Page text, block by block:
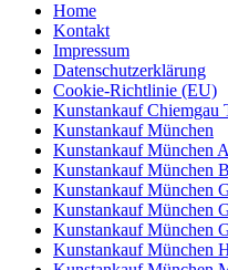
Home
Kontakt
Impressum
Datenschutzerklärung
Cookie-Richtlinie (EU)
Kunstankauf Chiemgau
Kunstankauf München
Kunstankauf München
Kunstankauf München
Kunstankauf München
Kunstankauf München
Kunstankauf München
Kunstankauf München